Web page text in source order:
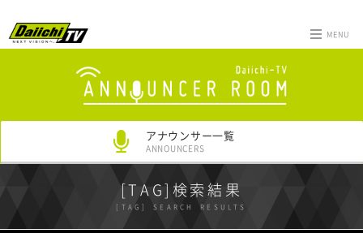
MENU
アナウンサー一覧
ANNOUNCERS
[TAG]検索結果
[TAG] SEARCH RESULTS